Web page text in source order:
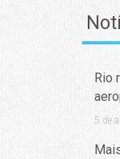
Rio
5 de